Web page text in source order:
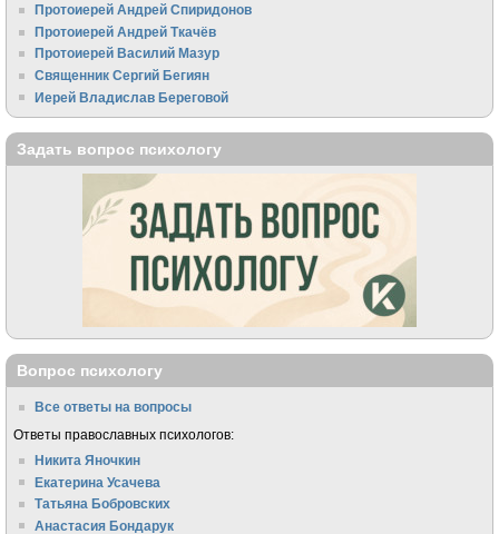
Протоиерей Андрей Спиридонов
Протоиерей Андрей Ткачёв
Протоиерей Василий Мазур
Священник Сергий Бегиян
Иерей Владислав Береговой
Задать вопрос психологу
Вопрос психологу
Все ответы на вопросы
Ответы православных психологов:
Никита Яночкин
Екатерина Усачева
Татьяна Бобровских
Анастасия Бондарук